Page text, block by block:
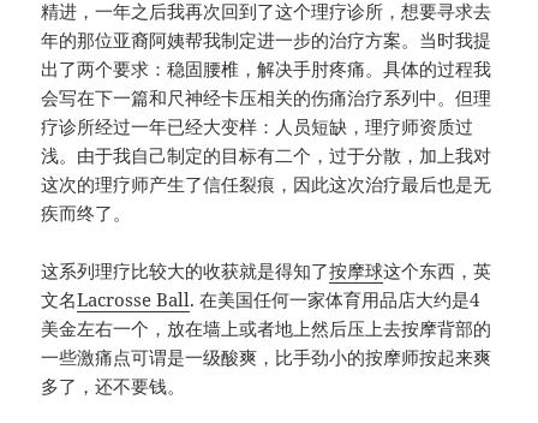
精进，一年之后我再次回到了这个理疗诊所，想要寻求去
年的那位亚裔阿姨帮我制定进一步的治疗方案。当时我提
出了两个要求：稳固腰椎，解决手肘疼痛。具体的过程我
会写在下一篇和尺神经卡压相关的伤痛治疗系列中。但理
疗诊所经过一年已经大变样：人员短缺，理疗师资质过
浅。由于我自己制定的目标有二个，过于分散，加上我对
这次的理疗师产生了信任裂痕，因此这次治疗最后也是无
疾而终了。
这系列理疗比较大的收获就是得知了按摩球这个东西，英
文名Lacrosse Ball. 在美国任何一家体育用品店大约是4
美金左右一个，放在墙上或者地上然后压上去按摩背部的
一些激痛点可谓是一级酸爽，比手劲小的按摩师按起来爽
多了，还不要钱。